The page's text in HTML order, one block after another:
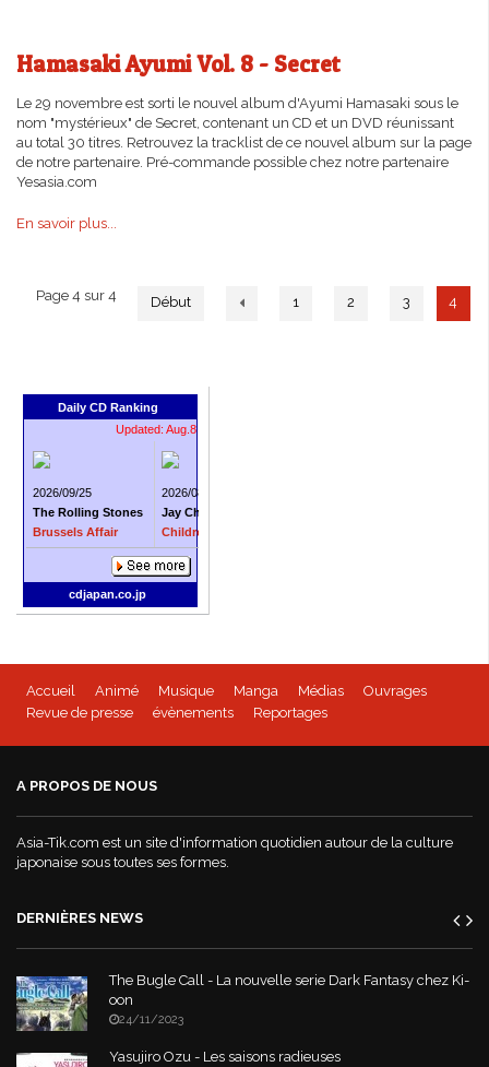
Hamasaki Ayumi Vol. 8 - Secret
Le 29 novembre est sorti le nouvel album d'Ayumi Hamasaki sous le
nom "mystérieux" de Secret, contenant un CD et un DVD réunissant
au total 30 titres. Retrouvez la tracklist de ce nouvel album sur la page
de notre partenaire. Pré-commande possible chez notre partenaire
Yesasia.com
En savoir plus...
Début 1 2 3 4
Page 4 sur 4
Daily CD Ranking
Updated: Aug.8
2026/09/25
The Rolling Stones
Brussels Affair
2026/08/05
Jay Chou
Children of the Sun
cdjapan.co.jp
Accueil Animé Musique Manga Médias
Ouvrages
Revue de presse
évènements Reportages
A PROPOS DE NOUS
Asia-Tik.com est un site d'information quotidien autour de la culture
japonaise sous toutes ses formes.
DERNIÈRES NEWS
The Bugle Call - La nouvelle serie Dark Fantasy chez Ki-
oon
24/11/2023
Yasujiro Ozu - Les saisons radieuses